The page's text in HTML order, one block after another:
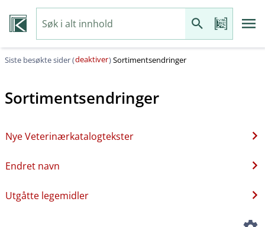
Siste besøkte sider (deaktiver)Sortimentsendringer
Sortimentsendringer
Nye Veterinærkatalogtekster
Endret navn
Utgåtte legemidler